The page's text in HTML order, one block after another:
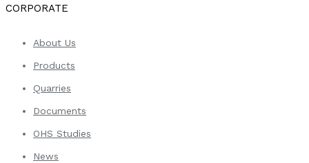
CORPORATE
About Us
Products
Quarries
Documents
OHS Studies
News